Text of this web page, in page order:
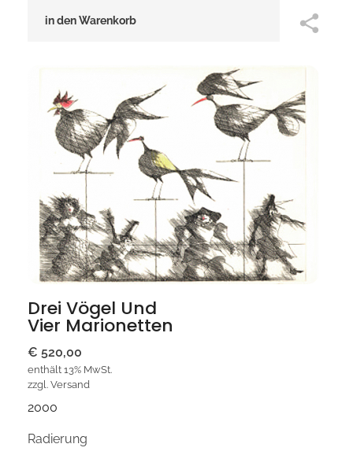
in den Warenkorb
Drei Vögel Und
Vier Marionetten
€ 520,00
enthält 13% MwSt.
zzgl. Versand
2000
Radierung